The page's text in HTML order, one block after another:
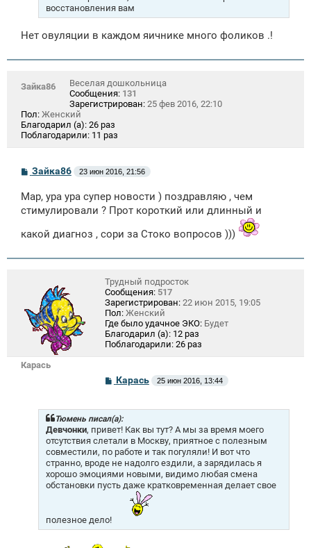
восстановления вам
Нет овуляции в каждом яичнике много фоликов .!
Зайка86
Веселая дошкольница
Сообщения: 131
Зарегистрирован: 25 фев 2016, 22:10
Пол: Женский
Благодарил (а): 26 раз
Поблагодарили: 11 раз
С
о
б
щ
и
Зайка86 23 июн 2016, 21:56
Мар, ура ура супер новости ) поздравляю , чем
стимулировали ? Прот короткий или длинный и
какой диагноз , сори за Стоко вопросов )))
Карась
Трудный подросток
Сообщения: 517
Зарегистрирован: 22 июн 2015, 19:05
Пол: Женский
Где было удачное ЭКО: Будет
Благодарил (а): 12 раз
Поблагодарили: 26 раз
С
о
б
щ
е
н
и
е
Карась 25 июн 2016, 13:44
Тюмень писал(а):
Девчонки, привет! Как вы тут? А мы за время моего
отсутствия слетали в Москву, приятное с полезным
совместили, по работе и так погуляли! И вот что
странно, вроде не надолго ездили, а зарядилась я
хорошо эмоциями новыми, видимо любая смена
обстановки пусть даже кратковременная делает свое
полезное дело!